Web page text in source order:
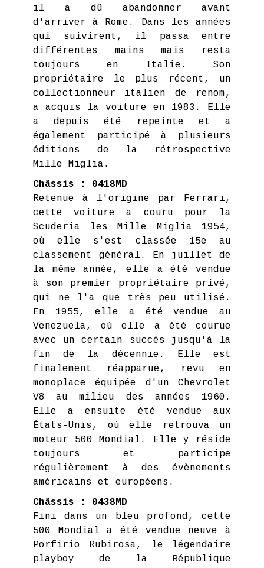
il a dû abandonner avant
d'arriver à Rome. Dans les années
qui suivirent, il passa entre
différentes mains mais resta
toujours en Italie. Son
propriétaire le plus récent, un
collectionneur italien de renom,
a acquis la voiture en 1983. Elle
a depuis été repeinte et a
également participé à plusieurs
éditions de la rétrospective
Mille Miglia.
Châssis : 0418MD
Retenue à l'origine par Ferrari,
cette voiture a couru pour la
Scuderia les Mille Miglia 1954,
où elle s'est classée 15e au
classement général. En juillet de
la même année, elle a été vendue
à son premier propriétaire privé,
qui ne l'a que très peu utilisé.
En 1955, elle a été vendue au
Venezuela, où elle a été courue
avec un certain succès jusqu'à la
fin de la décennie. Elle est
finalement réapparue, revu en
monoplace équipée d'un Chevrolet
V8 au milieu des années 1960.
Elle a ensuite été vendue aux
États-Unis, où elle retrouva un
moteur 500 Mondial. Elle y réside
toujours et participe
régulièrement à des évènements
américains et européens.
Châssis : 0438MD
Fini dans un bleu profond, cette
500 Mondial a été vendue neuve à
Porfirio Rubirosa, le légendaire
playboy de la République